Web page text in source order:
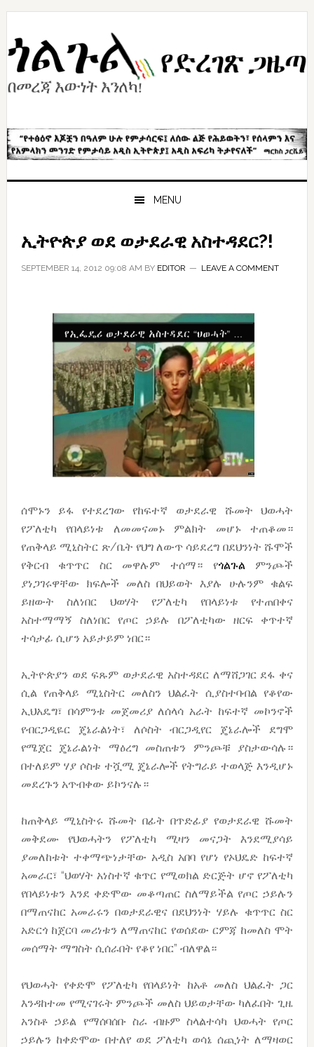
Skip
primary
navigation
Skip
content
Skip
primary
sidebar
MENU
ኢትዮጵያ ወደ ወታደራዊ አስተዳደር?!
SEPTEMBER 14, 2012 09:08 AM BY EDITOR LEAVE A COMMENT
ሰሞኑን ይፋ የተደረገው የከፍተኛ ወታደራዊ ሹመት ህወሓት
የፖለቲካ የበላይነቱ ለመመናመኑ ምልክት መሆኑ ተጠቆመ።
የጠቅላይ ሚኒስትር ጽ/ቤት የህግ ለውጥ ሳይደረግ በደህንነት ሹሞች
የቅርብ ቁጥጥር ስር መዋሉም ተሰማ። የጎልጉልምንጮች
ያነጋገሩዋቸው ክፍሎች መለስ በህይወት እያሉ ሁሉንም ቁልፍ
ይዘውት ስለነበር ህወሃት የፖለቲካ የበላይነቱ የተጠበቀና
አስተማማኝ ስለነበር የጦር ኃይሉ በፖለቲካው ዘርፍ ቀጥተኛ
ተሳታፊ ሲሆን አይታይም ነበር።
ኢትዮጵያን ወደ ፍጹም ወታደራዊ አስተዳደር ለማሸጋገር ደፋ ቀና
ሲል የጠቅላይ ሚኒስትር መለስን ህልፈት ሲያስተባብል የቆየው
ኢህአዴግ፣ በሳምንቱ መጀመሪያ ለሰላሳ አራት ከፍተኛ መኮንኖች
የብርጋዲዬር ጄኔራልነት፣ ለሶስት ብርጋዲየር ጄኔራሎች ደግሞ
የሜጀር ጄኔራልነት ማዕረግ መስጠቱን ምንጮቹ ያስታውሳሉ።
በተለይም ሃያ ሶስቱ ተሿሚ ጄኔራሎች የትግራይ ተወላጅ እንዲሆኑ
መደረጉን አጥብቀው ይኮንናሉ።
ከጠቅላይ ሚኒስትሩ ሹመት በፊት በጥድፊያ የወታደራዊ ሹመት
መቅደሙ የህወሓትን የፖለቲካ ሚዛን መናጋት እንደሚያሳይ
ያመለከቱት ተቀማጭነታቸው አዲስ አበባ የሆነ የኦህዴድ ከፍተኛ
አመራር፣ “ህወሃት አነስተኛ ቁጥር የሚወክል ድርጅት ሆኖ የፖለቲካ
የበላይነቱን እንደ ቀድሞው መቆጣጠር ስለማይችል የጦር ኃይሉን
በማጠናከር አመራሩን በወታደራዊና በደህንነት ሃይሉ ቁጥጥር ስር
አድርጎ ከጀርባ መሪነቱን ለማጠናከር የወሰደው ርምጃ ከመለስ ሞት
መሰማት ማግስት ሲሰራበት የቆየ ነበር” ብለዋል።
የህወሓት የቀድሞ የፖለቲካ የበላይነት ከአቶ መለስ ህልፈት ጋር
እንዳከተመ የሚናገሩት ምንጮች መለስ ህይወታቸው ካለፈበት ጊዜ
አንስቶ ኃይል የማሰባሰቡ ስራ ብዙም ስላልተሳካ ህወሓት የጦር
ኃይሉን ከቀድሞው በተለየ ወደ ፖለቲካ ወሳኔ ሰጪነት ለማዛወር